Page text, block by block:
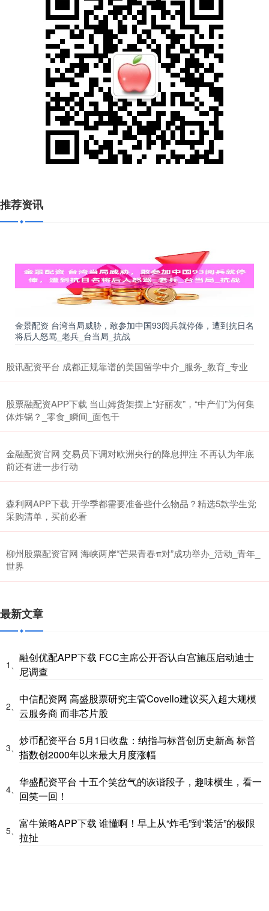
推荐资讯
金景配资 台湾当局威胁，敢参加中国93阅兵就停俸，遭到抗日名
将后人怒骂_老兵_台当局_抗战
股讯配资平台 成都正规靠谱的美国留学中介_服务_教育_专业
股票融配资APP下载 当山姆货架摆上“好丽友”，“中产们”为何集
体炸锅？_零食_瞬间_面包干
金融配资官网 交易员下调对欧洲央行的降息押注 不再认为年底
前还有进一步行动
森利网APP下载 开学季都需要准备些什么物品？精选5款学生党
采购清单，买前必看
柳州股票配资官网 海峡两岸“芒果青春π对”成功举办_活动_青年_
世界
最新文章
1、
融创优配APP下载 FCC主席公开否认白宫施压启动迪士
尼调查
2、
中信配资网 高盛股票研究主管Covello建议买入超大规模
云服务商 而非芯片股
3、
炒币配资平台 5月1日收盘：纳指与标普创历史新高 标普
指数创2000年以来最大月度涨幅
4、
华盛配资平台 十五个笑岔气的诙谐段子，趣味横生，看一
回笑一回！
5、
富牛策略APP下载 谁懂啊！早上从“炸毛”到“装活”的极限
拉扯